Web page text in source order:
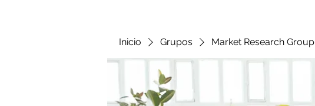
Inicio Grupos Market Research Group